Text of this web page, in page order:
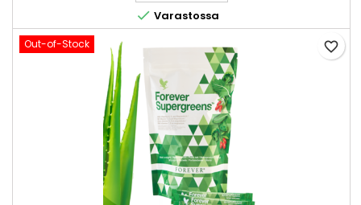
 Varastossa
Out-of-Stock favorite_border